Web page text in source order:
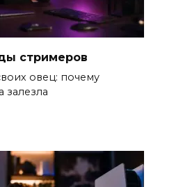
стримеров
овец: почему
залезла